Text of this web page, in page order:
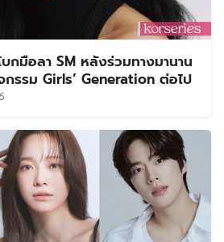
บกมือลา SM หลังร่วมทางมานาน
รรม Girls’ Generation ต่อไป